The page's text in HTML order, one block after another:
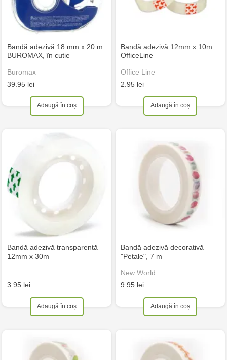
Bandă adezivă 18 mm x 20 m
BUROMAX, în cutie
Buromax
39.95 lei
Adaugă în coș
Bandă adezivă 12mm x 10m
OfficeLine
Office Line
2.95 lei
Adaugă în coș
Bandă adezivă transparentă
12mm x 30m
3.95 lei
Adaugă în coș
Bandă adezivă decorativă
"Petale", 7 m
New World
9.95 lei
Adaugă în coș